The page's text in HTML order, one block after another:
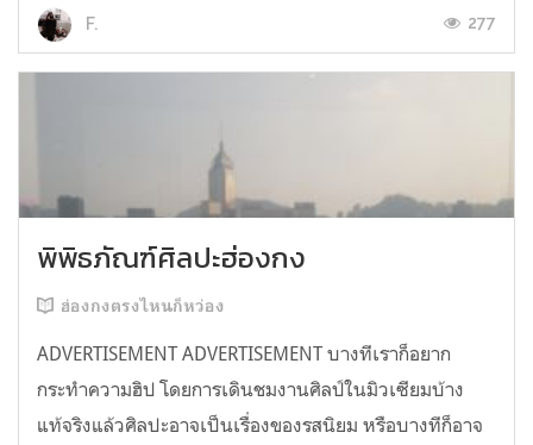
F. 277
พิพิธภัณฑ์ศิลปะฮ่องกง
ฮ่องกงตรงไหนก็หว่อง
ADVERTISEMENT ADVERTISEMENT บางทีเราก็อยาก
กระทำความฮิป โดยการเดินชมงานศิลป์ในมิวเซียมบ้าง
แท้จริงแล้วศิลปะอาจเป็นเรื่องของรสนิยม หรือบางทีก็อาจ